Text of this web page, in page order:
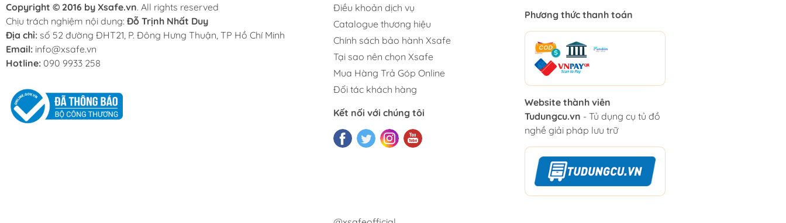
Copyright © 2016 by Xsafe.vn. All rights reserved
Chịu trách nghiệm nội dung: Đỗ Trịnh Nhất Duy
Địa chỉ: số 52 đường ĐHT21, P. Đông Hưng Thuận, TP Hồ Chí Minh
Email: info@xsafe.vn
Hotline: 090 9933 258
Điều khoản dịch vụ
Catalogue thương hiệu
Chính sách bảo hành Xsafe
Tại sao nên chọn Xsafe
Mua Hàng Trả Góp Online
Đối tác khách hàng
Kết nối với chúng tôi
Phương thức thanh toán
Website thành viên
Tudungcu.vn - Tủ dụng cụ tủ đồ
nghề giải pháp lưu trữ